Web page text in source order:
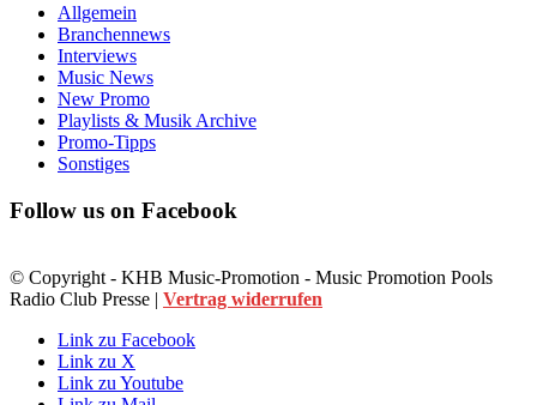
Allgemein
Branchennews
Interviews
Music News
New Promo
Playlists & Musik Archive
Promo-Tipps
Sonstiges
Follow us on Facebook
© Copyright - KHB Music-Promotion - Music Promotion Pools
Radio Club Presse | Vertrag widerrufen
Link zu Facebook
Link zu X
Link zu Youtube